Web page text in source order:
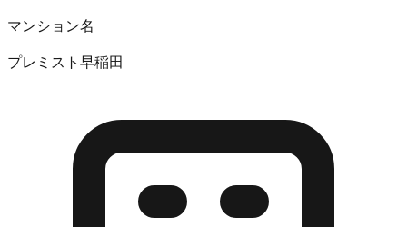
マンション名
プレミスト早稲田